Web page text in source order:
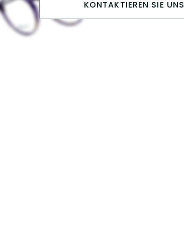
KONTAKTIEREN SIE UNS